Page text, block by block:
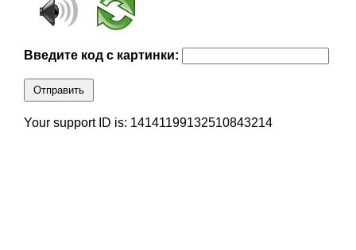
Введите код с картинки:
Отправить
Your support ID is: 14141199132510843214